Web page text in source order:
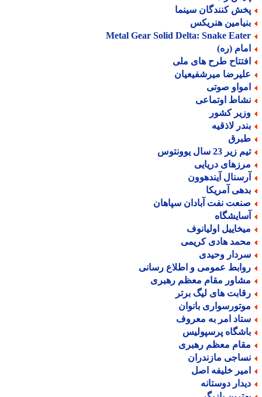
کنندگان سینما
هنریکس
Metal Gear Solid Delta: Snake
(ره)
طرح های ملی
میرشفیعیان
صوتی
اوتماعی
کشور
لاذقیه
زیر 23 سال یوونتوس
دریایی
آیندهوون
آمریکا
نفت آبادان سپاهان
اولیانوف
هادی کریمی
وحیدی
عمومی و اطلاع رسانی
مقام معظم رهبری
های لیگ برتر
بانوان
امر به معروف
پرسپولیس
معظم رهبری
مازندران
خلیفه اصل
دوستانه